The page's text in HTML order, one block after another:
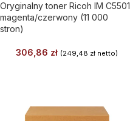
Oryginalny toner Ricoh IM C5501
magenta/czerwony (11 000
stron)
306,86 zł (249,48 złnetto)